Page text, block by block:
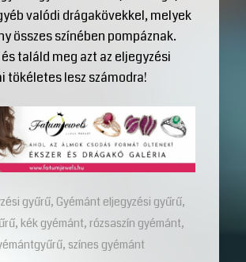
valódi drágakövekkel, melyek
összes színében pompáznak.
találd meg azt az eljegyzési
tökéletes lesz számodra!
gyűrű,Gyémánt eljegyzési gyűrű,
,kék gyémánt, rózsaszín gyémánt,
, színes gyémánt